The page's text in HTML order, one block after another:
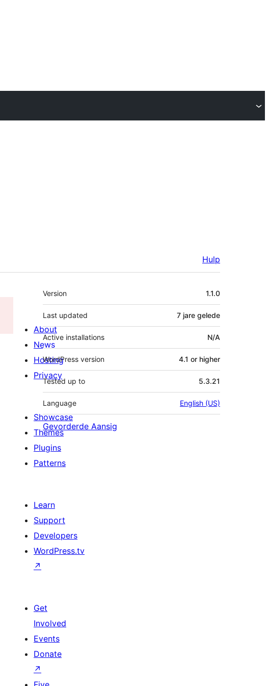
Hulp
Meta
Version 1.1.0
Last updated 7 jare gelede
Active installations N/A
WordPress version 4.1 or higher
Tested up to 5.3.21
Language English (US)
Gevorderde Aansig
About
News
Hosting
Privacy
Showcase
Themes
Plugins
Patterns
Learn
Support
Developers
WordPress.tv
↗
Get
Involved
Events
Donate
↗